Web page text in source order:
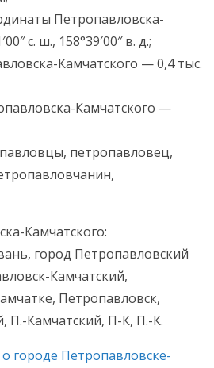
Петропавловска-
с. ш., 158°39′00″ в. д.;
Камчатского — 0,4 тыс.
Камчатского —
петропавловец,
Камчатского:
город Петропавловский
Камчатский,
Петропавловск,
П.-Камчатский, П-К, П.-К.
городе Петропавловске-